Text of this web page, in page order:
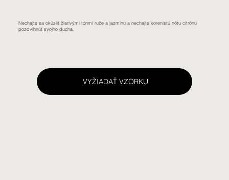
VYŽIADAŤ VZORKU
Nechajte sa okúzliť žiarivými tónmi ruže a jazmínu a nechajte korenistú nôtu citrónu
pozdvihnúť svojho ducha.